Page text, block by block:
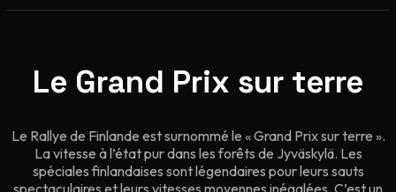
Le Grand Prix sur terre
Le Rallye de Finlande est surnommé le « Grand Prix sur terre ».
La vitesse à l’état pur dans les forêts de Jyväskylä. Les
spéciales finlandaises sont légendaires pour leurs sauts
spectaculaires et leurs vitesses moyennes inégalées. C’est un